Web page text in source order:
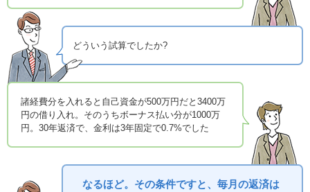
どういう試算でしたか?
諸経費分を入れると自己資金が500万円だと3400万
円の借り入れ。そのうちボーナス払い分が1000万
円。30年返済で、金利は3年固定で0.7%でした
なるほど。その条件ですと、毎月の返済は